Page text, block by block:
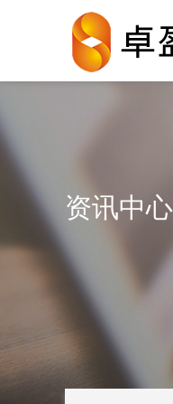
资讯中心